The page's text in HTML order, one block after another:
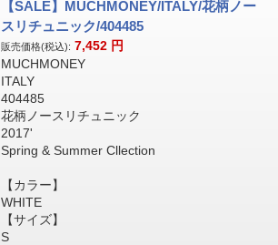
【SALE】MUCHMONEY/ITALY/花柄ノー
スリチュニック/404485
販売価格(税込): 7,452 円
MUCHMONEY
ITALY
404485
花柄ノースリチュニック
2017'
Spring & Summer Cllection
【カラー】
WHITE
【サイズ】
S